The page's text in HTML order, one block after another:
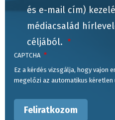
és e-mail cím)
médiacsalád
céljából.
CAPTCHA
Ez a kérdés vizsgálja, hogy vajon
megelőzi az automatikus kéretlen